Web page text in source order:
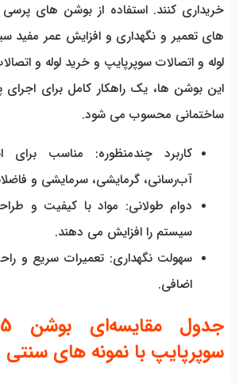
خریداری کنند. استفاده از بوشن‌ های
های تعمیر و نگهداری و افزایش عمر مفید
لوله و اتصالات سوپرپایپ و خرید لوله و
این بوشن‌ ها، یک راهکار کامل برای
ساختمانی محسوب می شود.
کاربرد چندمنظوره: مناسب
آب‌رسانی، گرمایشی، سرمایشی و
دوام طولانی: مواد با کیفیت و
سیستم را افزایش می دهند.
سهولت نگهداری: تعمیرات سریع و
اضافی.
سوپرپایپ با نمونه‌ های سنتی